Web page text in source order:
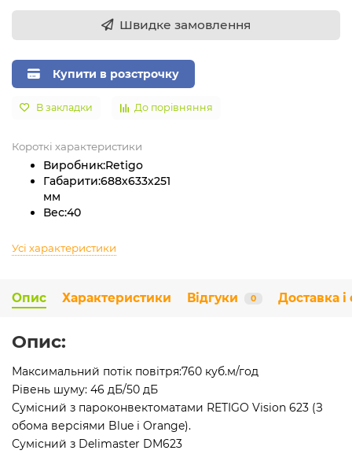
Швидке замовлення
Купити в розстрочку
В закладки До порівняння
Короткі характеристики
Виробник:Retigo
Габарити:688х633х251
мм
Вес:40
Усі характеристики
Опис Характеристики Відгуки 0 Доставка і
Опис:
Максимальний потік повітря:760 куб.м/год
Рівень шуму: 46 дБ/50 дБ
Сумісний з пароконвектоматами RETIGO Vision 623 (З
обома версіями Blue і Orange).
Сумісний з Delimaster DM623